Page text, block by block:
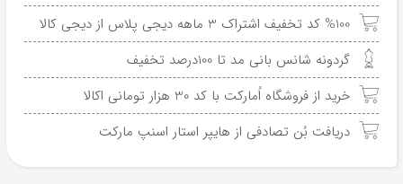
%100 کد تخفیف اشتراک 3 ماهه دیجی پلاس از دیجی کالا
گردونه شانس بانی مد تا 100درصد تخفیف
خرید از فروشگاه اُمارکت با کد 30 هزار تومانی اکالا
دریافت بُن تصادفی از هایپر استار اسنپ مارکت